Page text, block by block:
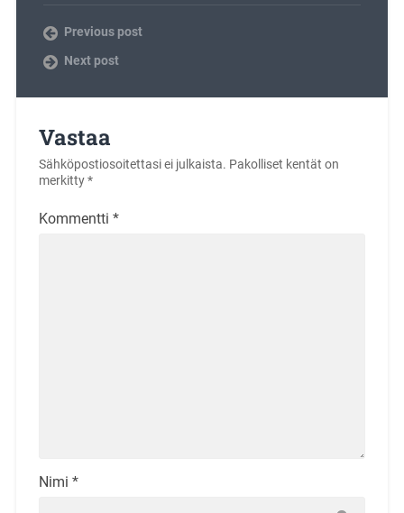
Previous post
Next post
Vastaa
Sähköpostiosoitettasi ei julkaista. Pakolliset kentät on
merkitty*
Kommentti *
Nimi *